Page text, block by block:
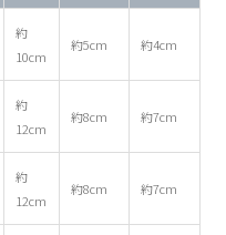
約
10cm
約5cm 約4cm
約
12cm
約8cm 約7cm
約
12cm
約8cm 約7cm